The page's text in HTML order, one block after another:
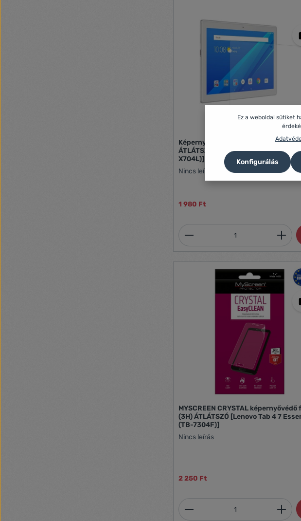
Képernyővédő üveg (karcálló,
ÁTLÁTSZÓ [Lenovo Tab 4 10 Plus
X704L)]
Nincs leírás
1 980 Ft
Termékmennyiség:
MYSCREEN CRYSTAL képernyővédő
(3H) ÁTLÁTSZÓ [Lenovo Tab 4 7
(TB-7304F)]
Nincs leírás
2 250 Ft
Termékmennyiség:
Ez a weboldal sütiket
Konfigurálás